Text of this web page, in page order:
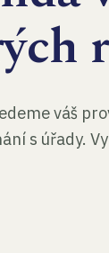
váš
s úřady.